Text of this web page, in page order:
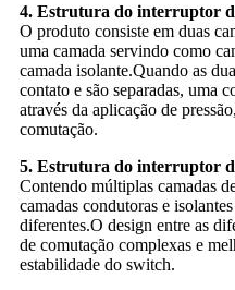
4. Estrutura do interruptor
O produto consiste em duas
uma camada servindo como
camada isolante.Quando as
contato e são separadas, uma
através da aplicação de
comutação.
5. Estrutura do interruptor
Contendo múltiplas camadas
camadas condutoras e
diferentes.O design entre as
de comutação complexas e
estabilidade do switch.